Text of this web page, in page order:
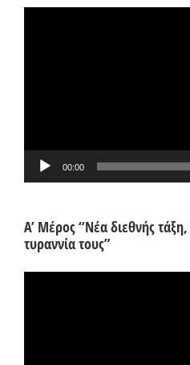
00:00
Α’ Μέρος “Νέα διεθνής
τυραννία τους”